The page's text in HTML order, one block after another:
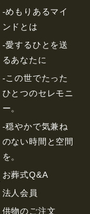
-めもりあるマイ
ンドとは
-愛するひとを送
るあなたに
-この世でたった
ひとつのセレモニ
ー。
-穏やかで気兼ね
のない時間と空間
を。
お葬式Q&A
法⼈会員
供物のご注⽂